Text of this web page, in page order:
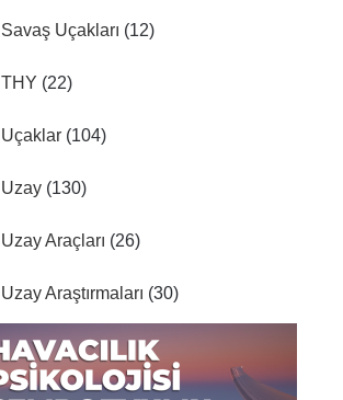
Savaş Uçakları (12)
THY (22)
Uçaklar (104)
Uzay (130)
Uzay Araçları (26)
Uzay Araştırmaları (30)